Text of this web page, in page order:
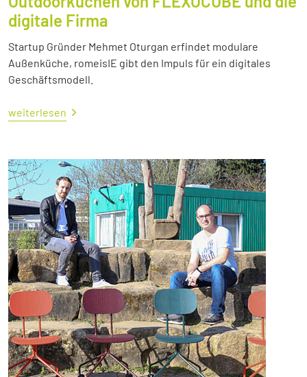
digitale Firma
Startup Gründer Mehmet Oturgan erfindet modulare
Außenküche, romeisIE gibt den Impuls für ein digitales
Geschäftsmodell.
weiterlesen